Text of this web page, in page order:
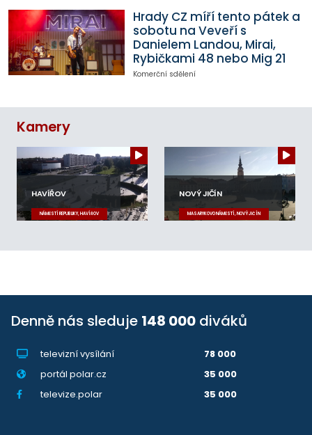
Hrady CZ míří tento pátek a
sobotu na Veveří s
Danielem Landou, Mirai,
Rybičkami 48 nebo Mig 21
Komerční sdělení
Kamery
HAVÍŘOV
NÁMĚSTÍ REPUBLIKY, HAVÍŘOV
NOVÝ JIČÍN
MASARYKOVO NÁMĚSTÍ, NOVÝ JIČÍN
Denně nás sleduje 148 000 diváků
televizní vysílání
78 000
portál polar.cz
35 000
televize.polar
35 000